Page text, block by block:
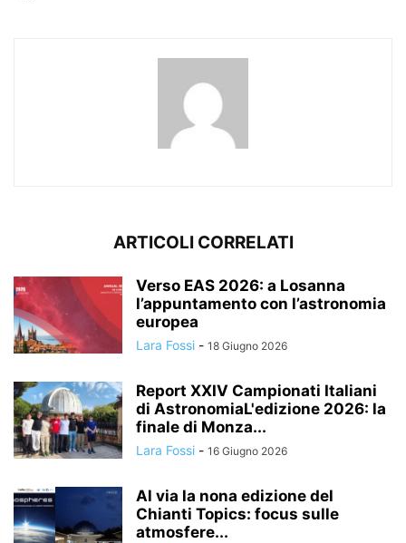
ARTICOLI CORRELATI
Verso EAS 2026: a Losanna
l’appuntamento con l’astronomia
europea
Lara Fossi - 18 Giugno 2026
Report XXIV Campionati Italiani
di AstronomiaL'edizione 2026: la
finale di Monza...
Lara Fossi - 16 Giugno 2026
Al via la nona edizione del
Chianti Topics: focus sulle
atmosfere...